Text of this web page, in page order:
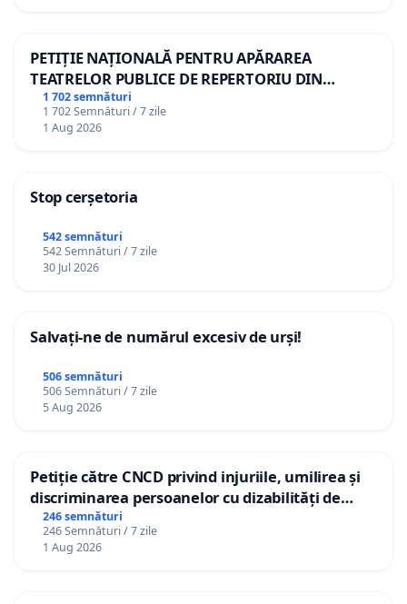
PETIȚIE NAȚIONALĂ PENTRU APĂRAREA
TEATRELOR PUBLICE DE REPERTORIU DIN
ROMÂNIA
1 702 semnături
1 702 Semnături / 7 zile
1 Aug 2026
Stop cerșetoria
542 semnături
542 Semnături / 7 zile
30 Jul 2026
Salvați-ne de numărul excesiv de urși!
506 semnături
506 Semnături / 7 zile
5 Aug 2026
Petiție către CNCD privind injuriile, umilirea și
discriminarea persoanelor cu dizabilități de
către utilizatorul TikTok „Gorici”
246 semnături
246 Semnături / 7 zile
1 Aug 2026